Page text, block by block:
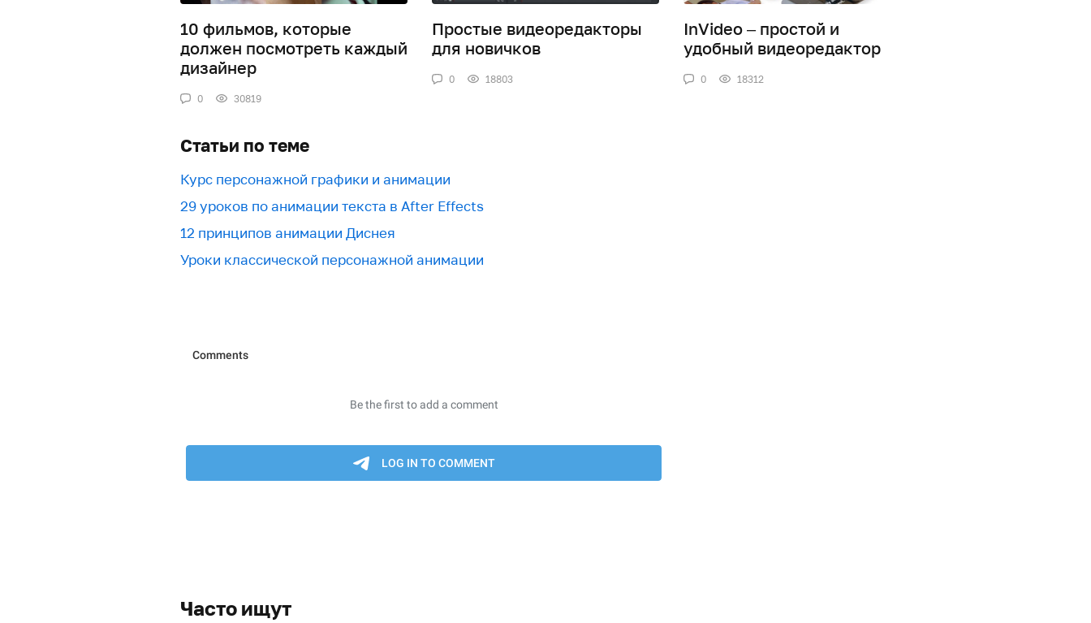
10 фильмов, которые
должен посмотреть каждый
дизайнер
0 30819
Простые видеоредакторы
для новичков
0 18803
InVideo – простой и
удобный видеоредактор
0 18312
Статьи по теме
Курс персонажной графики и анимации
29 уроков по анимации текста в After Effects
12 принципов анимации Диснея
Уроки классической персонажной анимации
Часто ищут